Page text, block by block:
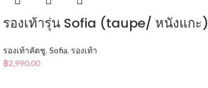
รองเท้ารุ่น Sofia (taupe/ หนังแกะ)
รองเท้าคัตชู, Sofia, รองเท้า
฿2,990.00